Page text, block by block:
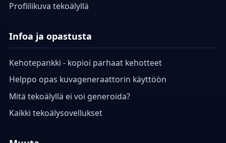
Profiilikuva tekoälyllä
Infoa ja opastusta
Kehotepankki - kopioi parhaat kehotteet
Helppo opas kuvageneraattorin käyttöön
Mitä tekoälyllä ei voi generoida?
Kaikki tekoälysovellukset